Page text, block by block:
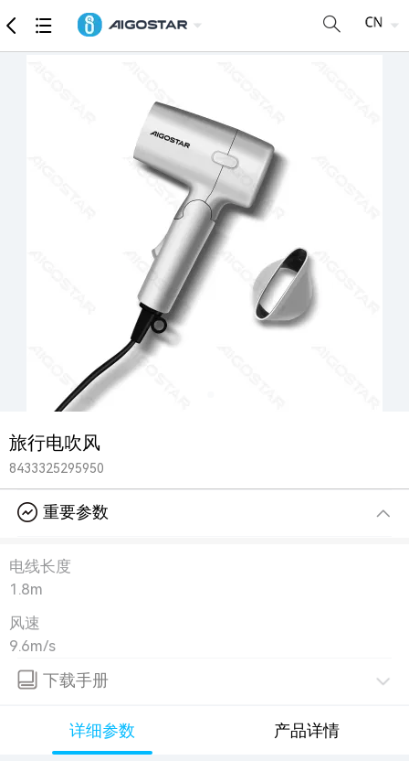
商品 详细参数 推荐
旅行电吹风
8433325295950
重要参数
电线长度
1.8m
风速
9.6m/s
下载手册
详细参数 产品详情